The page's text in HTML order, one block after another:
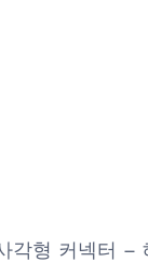
형 커넥터 –